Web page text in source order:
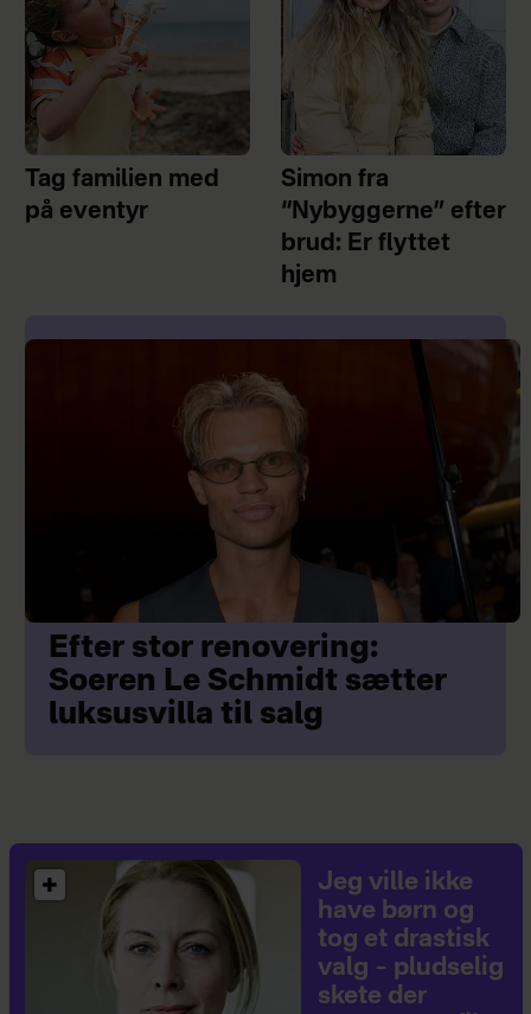
Tag familien med
på eventyr
Simon fra
“Nybyggerne” efter
brud: Er flyttet
hjem
Efter stor renovering:
Soeren Le Schmidt sætter
luksusvilla til salg
Jeg ville ikke
have børn og
tog et drastisk
valg – pludselig
skete der